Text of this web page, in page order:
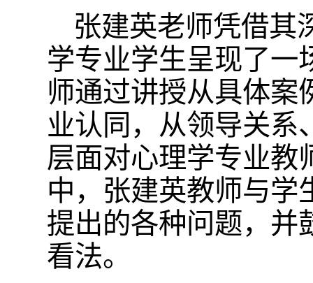
张建英老师凭借其
学专业学生呈现了一
师通过讲授从具体案
业认同，从领导关系
层面对心理学专业教
中，张建英教师与学
提出的各种问题，并
看法。